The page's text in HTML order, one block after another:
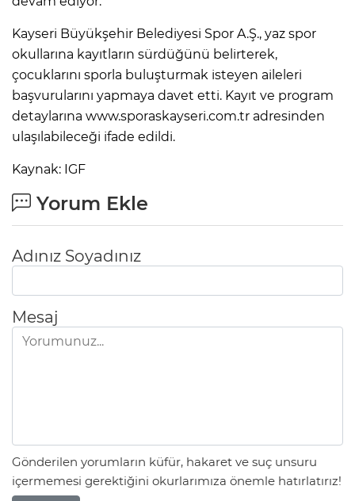
Kayseri Büyükşehir Belediyesi Spor A.Ş., yaz spor
okullarına kayıtların sürdüğünü belirterek,
çocuklarını sporla buluşturmak isteyen aileleri
başvurularını yapmaya davet etti. Kayıt ve program
detaylarına www.sporaskayseri.com.tr adresinden
ulaşılabileceği ifade edildi.
Kaynak: IGF
Yorum Ekle
Adınız Soyadınız
Mesaj
Gönderilen yorumların küfür, hakaret ve suç unsuru
içermemesi gerektiğini okurlarımıza önemle hatırlatırız!